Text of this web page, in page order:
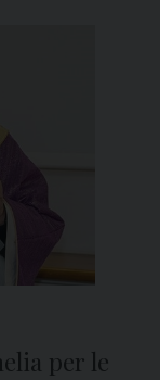
per le